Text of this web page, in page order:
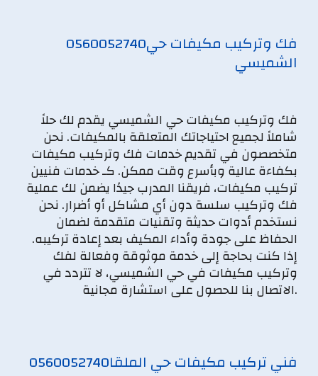
0560052740فك وتركيب مكيفات حي
الشميسي
فك وتركيب مكيفات حي الشميسي يقدم لك حلاً
شاملاً لجميع احتياجاتك المتعلقة بالمكيفات. نحن
متخصصون في تقديم خدمات فك وتركيب مكيفات
بكفاءة عالية وبأسرع وقت ممكن. كـ خدمات فنيين
تركيب مكيفات، فريقنا المدرب جيدًا يضمن لك عملية
فك وتركيب سلسة دون أي مشاكل أو أضرار. نحن
نستخدم أدوات حديثة وتقنيات متقدمة لضمان
الحفاظ على جودة وأداء المكيف بعد إعادة تركيبه.
إذا كنت بحاجة إلى خدمة موثوقة وفعالة لفك
وتركيب مكيفات في حي الشميسي، لا تتردد في
الاتصال بنا للحصول على استشارة مجانية.
0560052740فني تركيب مكيفات حي الملقا